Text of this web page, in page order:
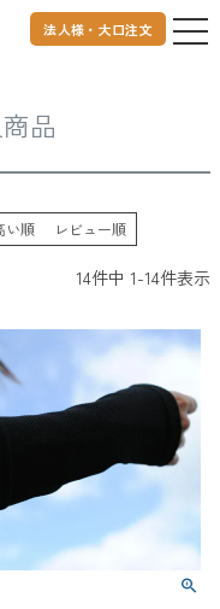
法人様・大口注文
品
い順 レビュー順
14件中 1-14件表示